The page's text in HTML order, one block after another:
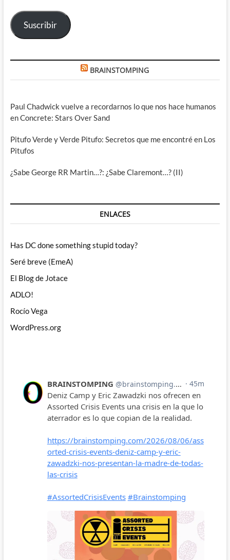
electrónico
Suscribir
BRAINSTOMPING
Paul Chadwick vuelve a recordarnos lo que nos hace humanos
en Concrete: Stars Over Sand
Pitufo Verde y Verde Pitufo: Secretos que me encontré en Los
Pitufos
¿Sabe George RR Martin…?: ¿Sabe Claremont…? (II)
ENLACES
Has DC done something stupid today?
Seré breve (EmeA)
El Blog de Jotace
ADLO!
Rocío Vega
WordPress.org